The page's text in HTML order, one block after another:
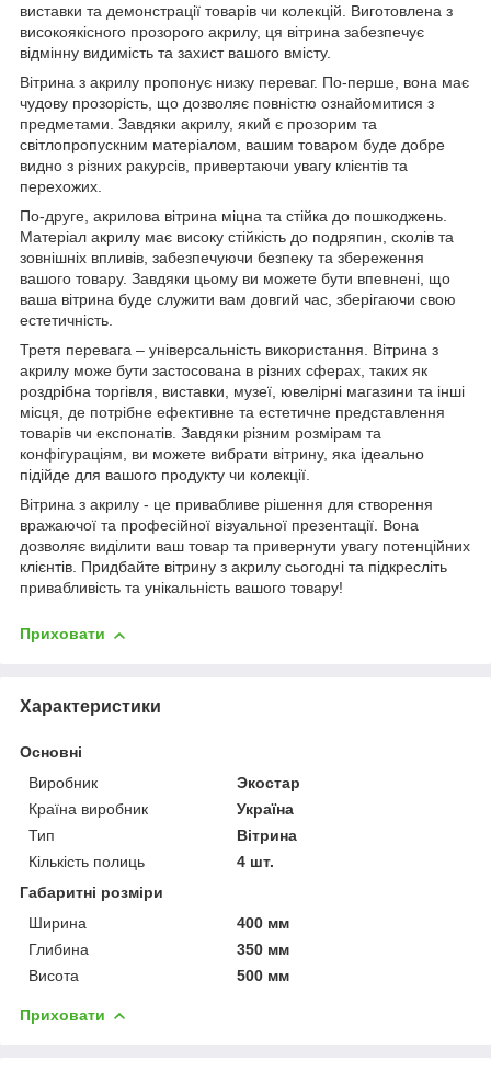
виставки та демонстрації товарів чи колекцій. Виготовлена з
високоякісного прозорого акрилу, ця вітрина забезпечує
відмінну видимість та захист вашого вмісту.
Вітрина з акрилу пропонує низку переваг. По-перше, вона має
чудову прозорість, що дозволяє повністю ознайомитися з
предметами. Завдяки акрилу, який є прозорим та
світлопропускним матеріалом, вашим товаром буде добре
видно з різних ракурсів, привертаючи увагу клієнтів та
перехожих.
По-друге, акрилова вітрина міцна та стійка до пошкоджень.
Матеріал акрилу має високу стійкість до подряпин, сколів та
зовнішніх впливів, забезпечуючи безпеку та збереження
вашого товару. Завдяки цьому ви можете бути впевнені, що
ваша вітрина буде служити вам довгий час, зберігаючи свою
естетичність.
Третя перевага – універсальність використання. Вітрина з
акрилу може бути застосована в різних сферах, таких як
роздрібна торгівля, виставки, музеї, ювелірні магазини та інші
місця, де потрібне ефективне та естетичне представлення
товарів чи експонатів. Завдяки різним розмірам та
конфігураціям, ви можете вибрати вітрину, яка ідеально
підійде для вашого продукту чи колекції.
Вітрина з акрилу - це привабливе рішення для створення
вражаючої та професійної візуальної презентації. Вона
дозволяє виділити ваш товар та привернути увагу потенційних
клієнтів. Придбайте вітрину з акрилу сьогодні та підкресліть
привабливість та унікальність вашого товару!
Приховати
Характеристики
Основні
Виробник
Экостар
Країна виробник
Україна
Тип
Вітрина
Кількість полиць
4 шт.
Габаритні розміри
Ширина
400 мм
Глибина
350 мм
Висота
500 мм
Приховати